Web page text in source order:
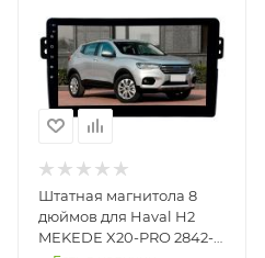
Штатная магнитола 8
дюймов для Haval H2
MEKEDE X20-PRO 2842-